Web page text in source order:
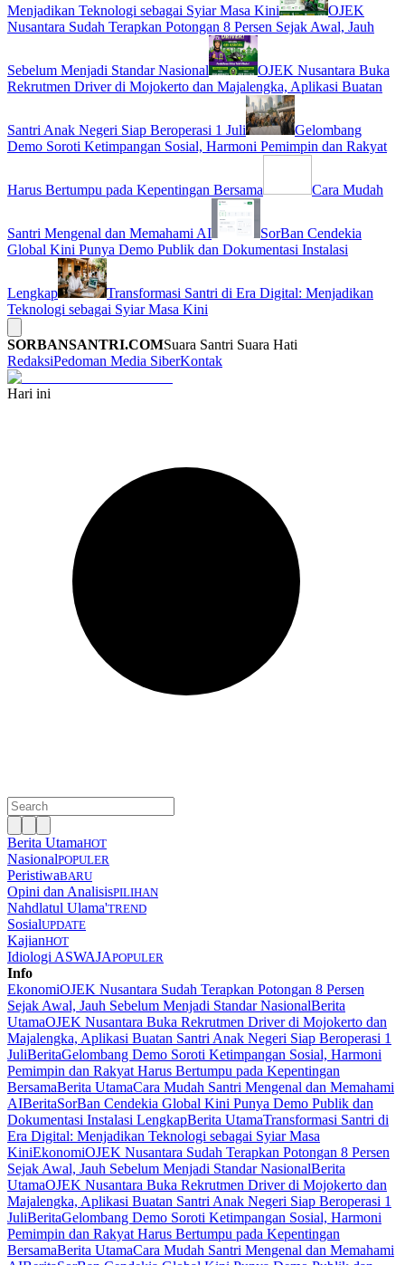
Menjadikan Teknologi sebagai Syiar Masa Kini
OJEK
Nusantara Sudah Terapkan Potongan 8 Persen Sejak Awal, Jauh
Sebelum Menjadi Standar Nasional
OJEK Nusantara Buka
Rekrutmen Driver di Mojokerto dan Majalengka, Aplikasi Buatan
Santri Anak Negeri Siap Beroperasi 1 Juli
Gelombang
Demo Soroti Ketimpangan Sosial, Harmoni Pemimpin dan Rakyat
Harus Bertumpu pada Kepentingan Bersama Cara Mudah
Santri Mengenal dan Memahami AI
SorBan Cendekia
Global Kini Punya Demo Publik dan Dokumentasi Instalasi
Lengkap
Transformasi Santri di Era Digital: Menjadikan
Teknologi sebagai Syiar Masa Kini
SORBANSANTRI.COMSuara Santri Suara Hati
RedaksiPedoman Media SiberKontak
Hari ini
Berita UtamaHOT
NasionalPOPULER
PeristiwaBARU
Opini dan AnalisisPILIHAN
Nahdlatul Ulama'TREND
SosialUPDATE
KajianHOT
Idiologi ASWAJAPOPULER
Info
EkonomiOJEK Nusantara Sudah Terapkan Potongan 8 Persen
Sejak Awal, Jauh Sebelum Menjadi Standar NasionalBerita
UtamaOJEK Nusantara Buka Rekrutmen Driver di Mojokerto dan
Majalengka, Aplikasi Buatan Santri Anak Negeri Siap Beroperasi 1
JuliBeritaGelombang Demo Soroti Ketimpangan Sosial, Harmoni
Pemimpin dan Rakyat Harus Bertumpu pada Kepentingan
BersamaBerita UtamaCara Mudah Santri Mengenal dan Memahami
AIBeritaSorBan Cendekia Global Kini Punya Demo Publik dan
Dokumentasi Instalasi LengkapBerita UtamaTransformasi Santri di
Era Digital: Menjadikan Teknologi sebagai Syiar Masa
KiniEkonomiOJEK Nusantara Sudah Terapkan Potongan 8 Persen
Sejak Awal, Jauh Sebelum Menjadi Standar NasionalBerita
UtamaOJEK Nusantara Buka Rekrutmen Driver di Mojokerto dan
Majalengka, Aplikasi Buatan Santri Anak Negeri Siap Beroperasi 1
JuliBeritaGelombang Demo Soroti Ketimpangan Sosial, Harmoni
Pemimpin dan Rakyat Harus Bertumpu pada Kepentingan
BersamaBerita UtamaCara Mudah Santri Mengenal dan Memahami